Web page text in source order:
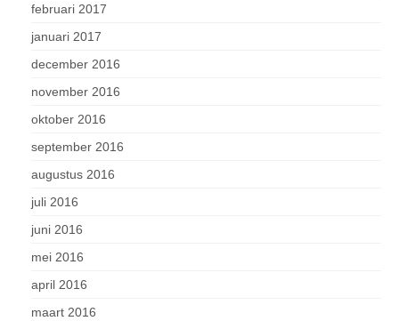
februari 2017
januari 2017
december 2016
november 2016
oktober 2016
september 2016
augustus 2016
juli 2016
juni 2016
mei 2016
april 2016
maart 2016